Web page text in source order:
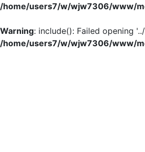
/home/users7/w/wjw7306/www/
Warning: include(): Failed opening
/home/users7/w/wjw7306/www/